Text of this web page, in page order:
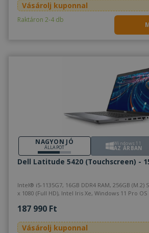
Vásárolj kuponnal
Raktáron 2-4 db
NAGYON JÓ
ÁLLAPOT
Windows 11
AZ ÁRBAN
Dell Latitude 5420 (Touchscreen) -
Intel® i5-1135G7, 16GB DDR4 RAM, 256GB (M.2) SSD, 14" (35,5 cm), 1920
x 1080 (Full HD), Intel Iris Xe, Windows 11 Pro OS
187 990 Ft
Vásárolj kuponnal